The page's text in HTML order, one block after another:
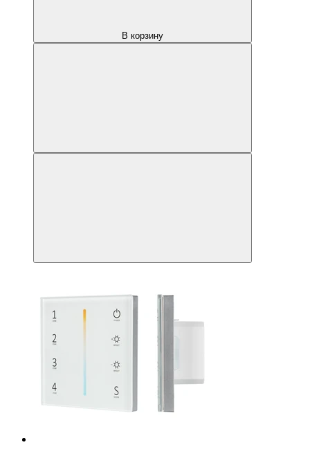
В корзину